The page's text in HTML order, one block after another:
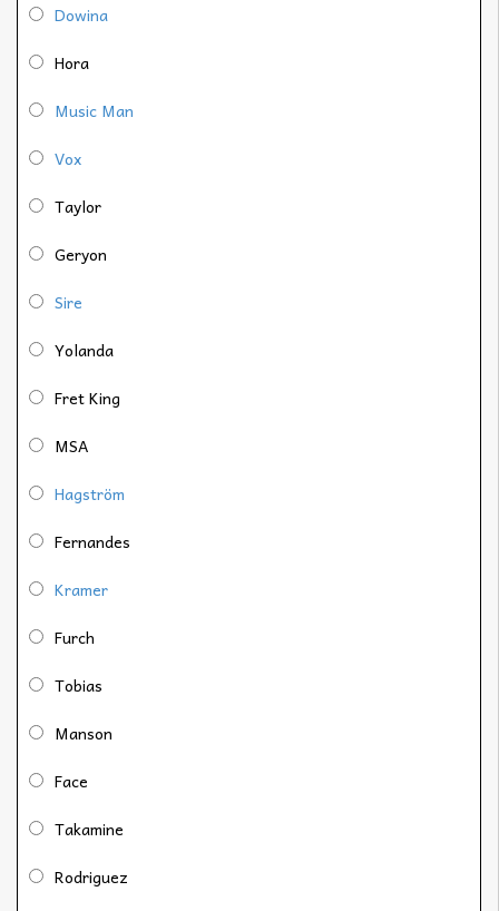
Dowina
Hora
Music Man
Vox
Taylor
Geryon
Sire
Yolanda
Fret King
MSA
Hagström
Fernandes
Kramer
Furch
Tobias
Manson
Face
Takamine
Rodriguez